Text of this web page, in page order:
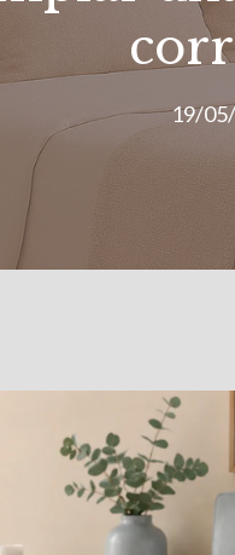
19/